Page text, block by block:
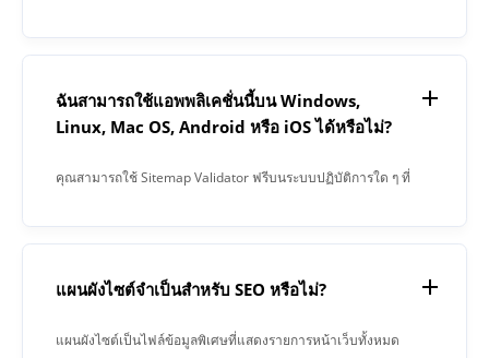
ฉันสามารถใช้แอพพลิเคชั่นนี้บน Windows,
Linux, Mac OS, Android หรือ iOS ได้หรือไม่?
คุณสามารถใช้ Sitemap Validator ฟรีบนระบบปฏิบัติการใด ๆ ที่
แผนผังไซต์จำเป็นสำหรับ SEO หรือไม่?
แผนผังไซต์เป็นไฟล์ข้อมูลพิเศษที่แสดงรายการหน้าเว็บทั้งหมด